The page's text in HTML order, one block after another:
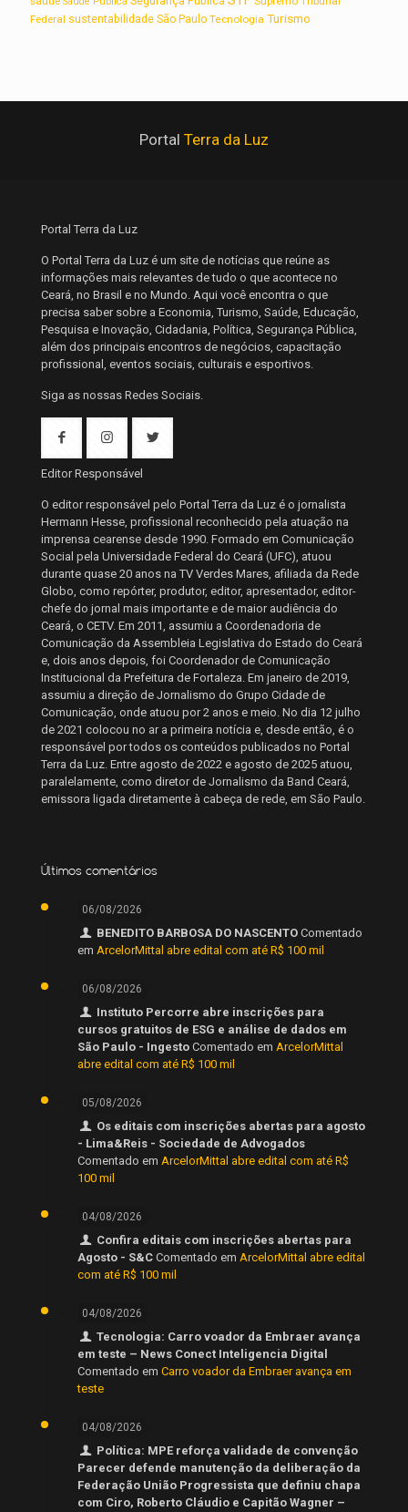
Federal sustentabilidade São Paulo Tecnologia Turismo
Portal Terra da Luz
Portal Terra da Luz
O Portal Terra da Luz é um site de notícias que reúne as
informações mais relevantes de tudo o que acontece no
Ceará, no Brasil e no Mundo. Aqui você encontra o que
precisa saber sobre a Economia, Turismo, Saúde, Educação,
Pesquisa e Inovação, Cidadania, Política, Segurança Pública,
além dos principais encontros de negócios, capacitação
profissional, eventos sociais, culturais e esportivos.
Siga as nossas Redes Sociais.
Editor Responsável
O editor responsável pelo Portal Terra da Luz é o jornalista
Hermann Hesse, profissional reconhecido pela atuação na
imprensa cearense desde 1990. Formado em Comunicação
Social pela Universidade Federal do Ceará (UFC), atuou
durante quase 20 anos na TV Verdes Mares, afiliada da Rede
Globo, como repórter, produtor, editor, apresentador, editor-
chefe do jornal mais importante e de maior audiência do
Ceará, o CETV. Em 2011, assumiu a Coordenadoria de
Comunicação da Assembleia Legislativa do Estado do Ceará
e, dois anos depois, foi Coordenador de Comunicação
Institucional da Prefeitura de Fortaleza. Em janeiro de 2019,
assumiu a direção de Jornalismo do Grupo Cidade de
Comunicação, onde atuou por 2 anos e meio. No dia 12 julho
de 2021 colocou no ar a primeira notícia e, desde então, é o
responsável por todos os conteúdos publicados no Portal
Terra da Luz. Entre agosto de 2022 e agosto de 2025 atuou,
paralelamente, como diretor de Jornalismo da Band Ceará,
emissora ligada diretamente à cabeça de rede, em São Paulo.
Últimos comentários
06/08/2026
BENEDITO BARBOSA DO NASCENTO Comentado
em ArcelorMittal abre edital com até R$ 100 mil
06/08/2026
Instituto Percorre abre inscrições para
cursos gratuitos de ESG e análise de dados em
São Paulo - Ingesto Comentado em ArcelorMittal
abre edital com até R$ 100 mil
05/08/2026
Os editais com inscrições abertas para agosto
- Lima&Reis - Sociedade de Advogados
Comentado em ArcelorMittal abre edital com até R$
100 mil
04/08/2026
Confira editais com inscrições abertas para
Agosto - S&C Comentado em ArcelorMittal abre edital
com até R$ 100 mil
04/08/2026
Tecnologia: Carro voador da Embraer avança
em teste – News Conect Inteligencia Digital
Comentado em Carro voador da Embraer avança em
teste
04/08/2026
Política: MPE reforça validade de convenção
Parecer defende manutenção da deliberação da
Federação União Progressista que definiu chapa
com Ciro, Roberto Cláudio e Capitão Wagner –